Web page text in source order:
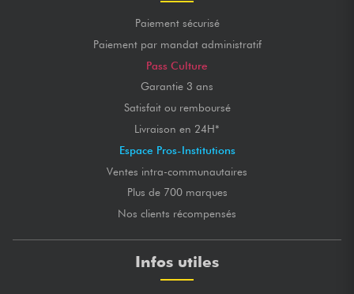
Paiement sécurisé
Paiement par mandat administratif
Pass Culture
Garantie 3 ans
Satisfait ou remboursé
Livraison en 24H*
Espace Pros-Institutions
Ventes intra-communautaires
Plus de 700 marques
Nos clients récompensés
Infos utiles